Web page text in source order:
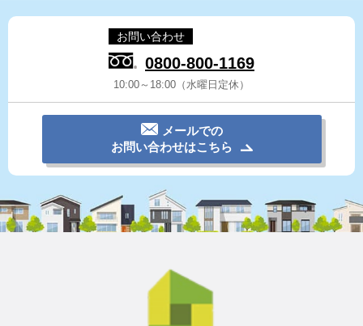
お問い合わせ
0800-800-1169
10:00～18:00（水曜日定休）
メールでの
お問い合わせはこちら